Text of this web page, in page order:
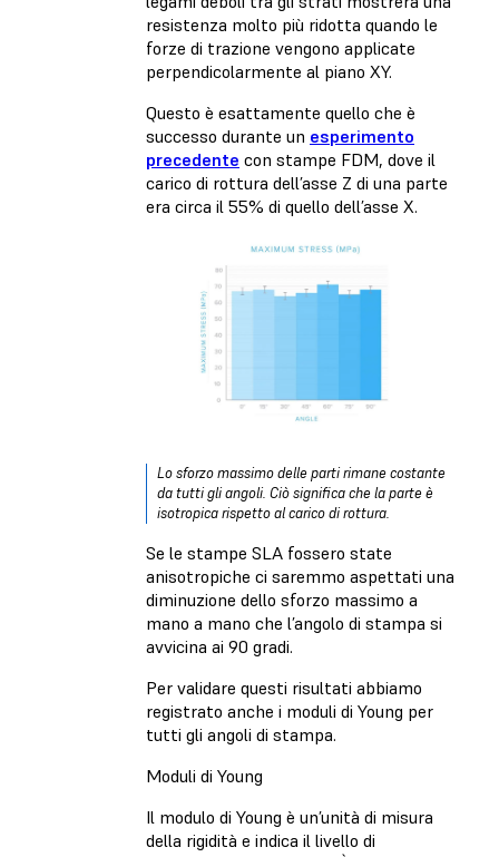
resistenza molto più ridotta quando le
forze di trazione vengono applicate
perpendicolarmente al piano XY.
Questo è esattamente quello che è
successo durante un esperimento
precedente con stampe FDM, dove il
carico di rottura dell’asse Z di una parte
era circa il 55% di quello dell’asse X.
Lo sforzo massimo delle parti rimane costante
da tutti gli angoli. Ciò significa che la parte è
isotropica rispetto al carico di rottura.
Se le stampe SLA fossero state
anisotropiche ci saremmo aspettati una
diminuzione dello sforzo massimo a
mano a mano che l’angolo di stampa si
avvicina ai 90 gradi.
Per validare questi risultati abbiamo
registrato anche i moduli di Young per
tutti gli angoli di stampa.
Moduli di Young
Il modulo di Young è un’unità di misura
della rigidità e indica il livello di